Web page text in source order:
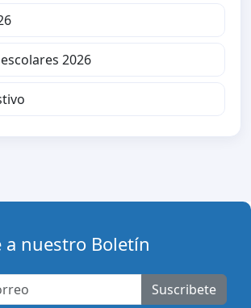
2026
a nuestro Boletín
Suscribete